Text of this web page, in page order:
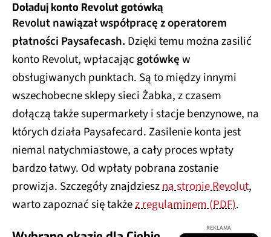
Doładuj konto Revolut gotówką
Revolut nawiązał współpracę z operatorem
płatności Paysafecash. Dzięki temu można zasilić
konto Revolut, wpłacającgotówkęw
obsługiwanych punktach. Są to między innymi
wszechobecne sklepy sieci Żabka, z czasem
dołączą także supermarkety i stacje benzynowe, na
których działa Paysafecard. Zasilenie konta jest
niemal natychmiastowe, a cały proces wpłaty
bardzo łatwy. Od wpłaty pobrana zostanie
prowizja. Szczegóły znajdzieszna stronie Revolut,
warto zapoznać się takżez regulaminem (PDF).
REKLAMA